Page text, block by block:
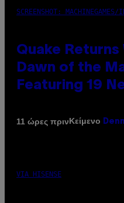
SCREENSHOT: MACHINEGAMES/
Quake Returns
Dawn of the
Featuring 19
11 ώρες πρινΚείμενο
VIA HISENSE